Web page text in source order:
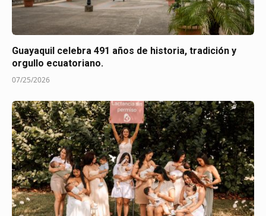
Guayaquil celebra 491 años de historia, tradición y
orgullo ecuatoriano.
07/25/2026